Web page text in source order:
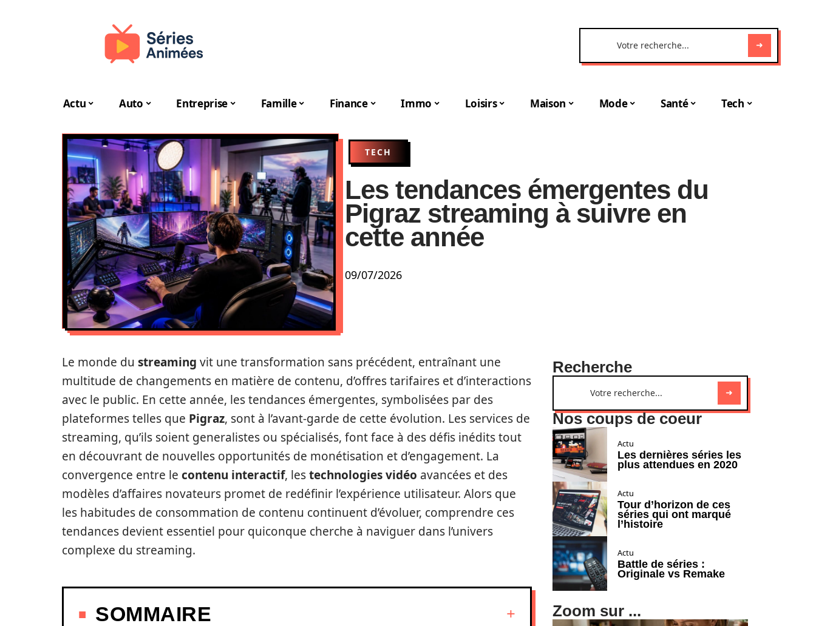
Actu Auto Entreprise Famille Finance Immo Loisirs Maison Mode Santé Tech
TECH
Les tendances émergentes du
Pigraz streaming à suivre en
cette année
09/07/2026
Le monde du streaming vit une transformation sans précédent, entraînant une
multitude de changements en matière de contenu, d’offres tarifaires et d’interactions
avec le public. En cette année, les tendances émergentes, symbolisées par des
plateformes telles que Pigraz, sont à l’avant-garde de cette évolution. Les services de
streaming, qu’ils soient generalistes ou spécialisés, font face à des défis inédits tout
en découvrant de nouvelles opportunités de monétisation et d’engagement. La
convergence entre le contenu interactif, lestechnologies vidéo avancées et des
modèles d’affaires novateurs promet de redéfinir l’expérience utilisateur. Alors que
les habitudes de consommation de contenu continuent d’évoluer, comprendre ces
tendances devient essentiel pour quiconque cherche à naviguer dans l’univers
complexe du streaming.
SOMMAIRE
Recherche
Nos coups de coeur
Actu
Les dernières séries les
plus attendues en 2020
Actu
Tour d’horizon de ces
séries qui ont marqué
l’histoire
Actu
Battle de séries :
Originale vs Remake
Zoom sur ...